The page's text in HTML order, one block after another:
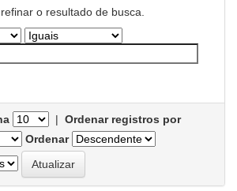
o resultado de busca.
| Ordenar registros por
Ordenar